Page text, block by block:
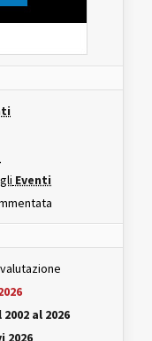
Eventi
al 2026
2026